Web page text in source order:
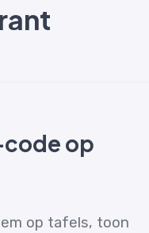
code op
op tafels, toon